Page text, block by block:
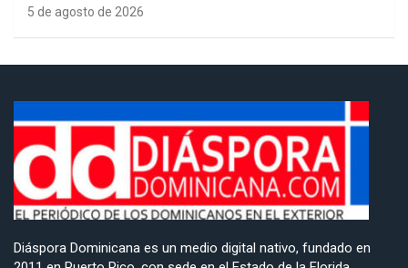
5 de agosto de 2026
Diáspora Dominicana es un medio digital nativo, fundado en